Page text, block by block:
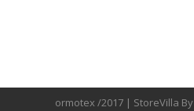
ormotex /2017 | StoreVilla By